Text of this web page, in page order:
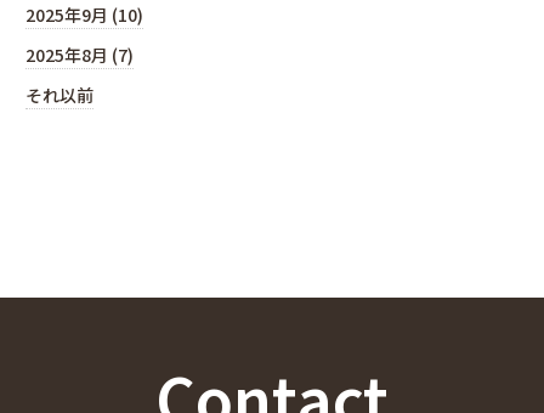
2025年9月 (10)
2025年8月 (7)
それ以前